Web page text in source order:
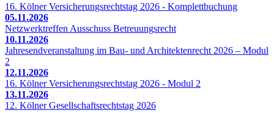
16. Kölner Versicherungsrechtstag 2026 - Komplettbuchung
05.11.2026
Netzwerktreffen Ausschuss Betreuungsrecht
10.11.2026
Jahresendveranstaltung im Bau- und Architektenrecht 2026 – Modul
2
12.11.2026
16. Kölner Versicherungsrechtstag 2026 - Modul 2
13.11.2026
12. Kölner Gesellschaftsrechtstag 2026